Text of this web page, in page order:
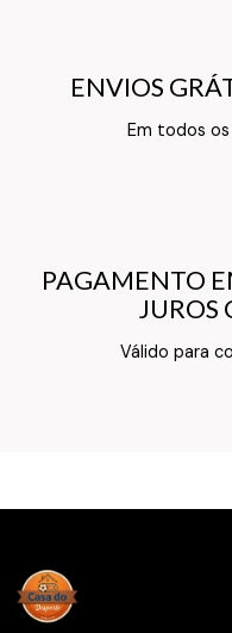
ENVIOS
Em todos
ENVIOS
Texto do
PAGAMENTO
JUROS
Válido para
PAGAMENTO
JUROS
Texto do